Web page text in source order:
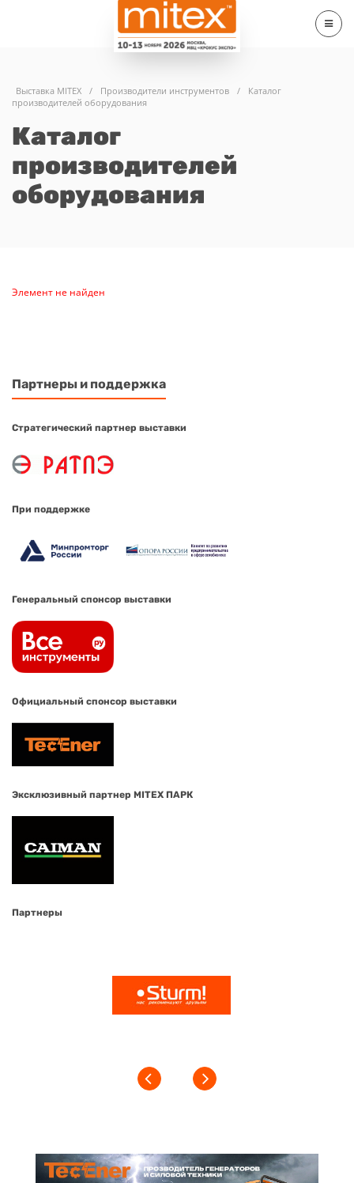
Выставка MITEX / Производители инструментов /
Каталог
производителей оборудования
Каталог
производителей
оборудования
Элемент не найден
Партнеры и поддержка
Стратегический партнер выставки
При поддержке
Генеральный спонсор выставки
Официальный спонсор выставки
Эксклюзивный партнер MITEX ПАРК
Партнеры